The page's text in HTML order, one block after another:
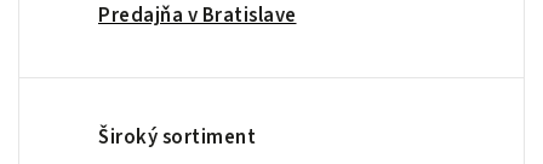
Predajňa v Bratislave
Široký sortiment